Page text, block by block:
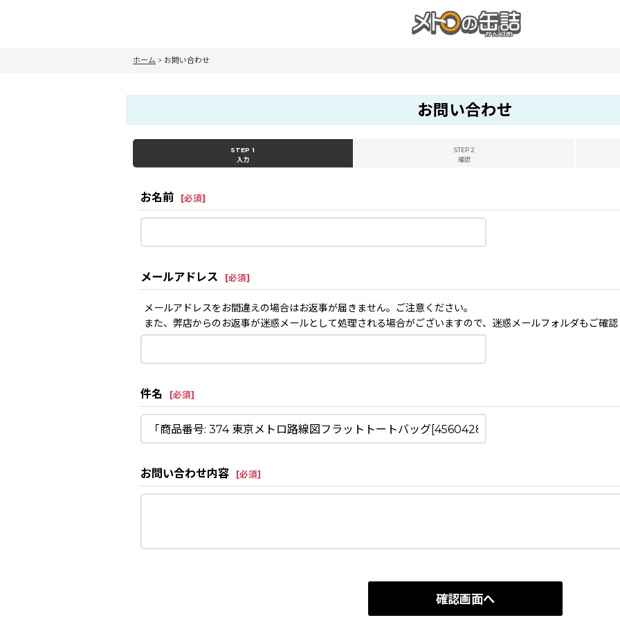
ホーム > お問い合わせ
お問い合わせ
STEP 1
入力
STEP 2
確認
お名前 [必須]
メールアドレス [必須]
メールアドレスをお間違えの場合はお返事が届きません。ご注意ください。
また、弊店からのお返事が迷惑メールとして処理される場合がございますので、迷惑メールフォルダもご確認
件名 [必須]
お問い合わせ内容 [必須]
確認画面へ